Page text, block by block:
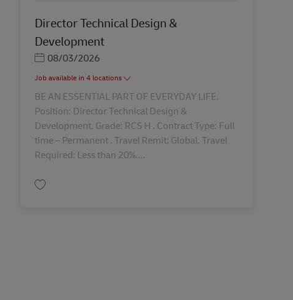
Director Technical Design &
Development
Posted Date
08/03/2026
Job available in 4 locations
BE AN ESSENTIAL PART OF EVERYDAY LIFE.
Position: Director Technical Design &
Development. Grade: RCS H . Contract Type: Full
time – Permanent . Travel Remit: Global. Travel
Required: Less than 20%....